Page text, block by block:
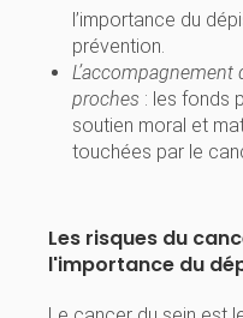
l’importance du
prévention.
L’accompagnement
proches : les fonds
soutien moral et
touchées par le
Les risques du
l'importance du